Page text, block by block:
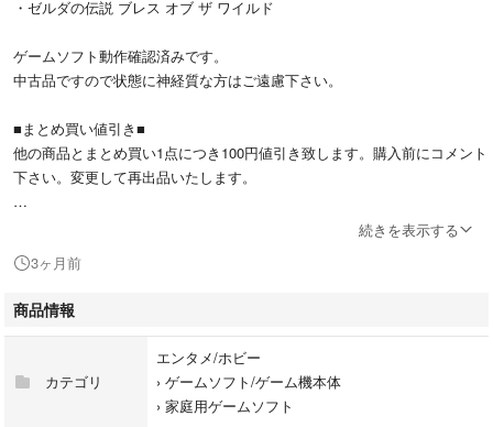
・ゼルダの伝説 ブレス オブ ザ ワイルド
ゲームソフト動作確認済みです。
中古品ですので状態に神経質な方はご遠慮下さい。
■まとめ買い値引き■
他の商品とまとめ買い1点につき100円値引き致します。購入前にコメント
下さい。変更して再出品いたします。
■配送方法の変更■
希望があれば＋220円でゆうパケットプラスに変更も可能です。購入前に
コメント下さい。変更して再出品いたします。
#ゼルダの伝説
続きを表示する
3ヶ月前
商品情報
カテゴリ
エンタメ/ホビー
› ゲームソフト/ゲーム機本体
› 家庭用ゲームソフト